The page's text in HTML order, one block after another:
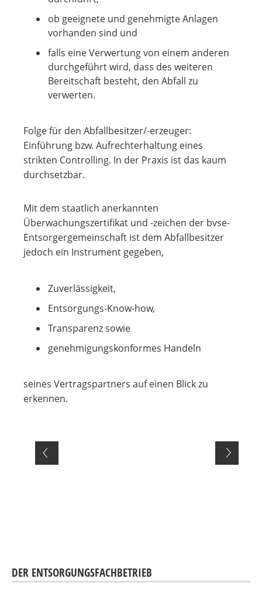
ob geeignete und genehmigte Anlagen
vorhanden sind und
falls eine Verwertung von einem anderen
durchgeführt wird, dass des weiteren
Bereitschaft besteht, den Abfall zu
verwerten.
Folge für den Abfallbesitzer/-erzeuger:
Einführung bzw. Aufrechterhaltung eines
strikten Controlling. In der Praxis ist das kaum
durchsetzbar.
Mit dem staatlich anerkannten
Überwachungszertifikat und -zeichen der bvse-
Entsorgergemeinschaft ist dem Abfallbesitzer
jedoch ein Instrument gegeben,
Zuverlässigkeit,
Entsorgungs-Know-how,
Transparenz sowie
genehmigungskonformes Handeln
seines Vertragspartners auf einen Blick zu
erkennen.
DER ENTSORGUNGSFACHBETRIEB